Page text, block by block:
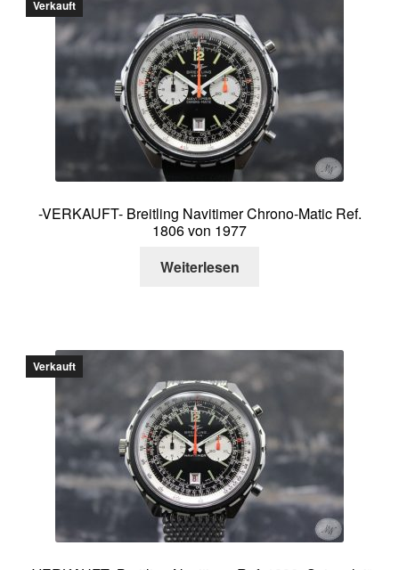
Verkauft
-VERKAUFT- Breitling Navitimer Chrono-Matic Ref.
1806 von 1977
Weiterlesen
Verkauft